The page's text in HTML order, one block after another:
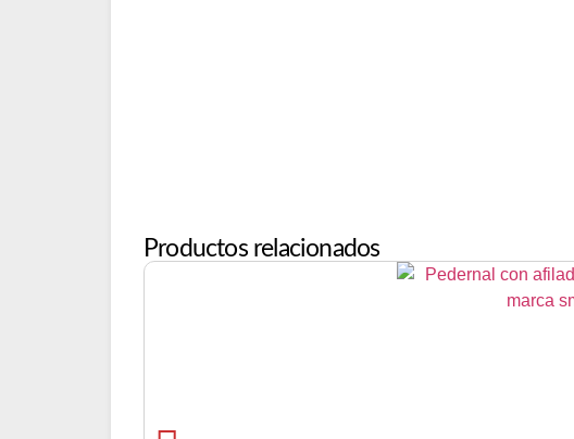
Productos relacionados